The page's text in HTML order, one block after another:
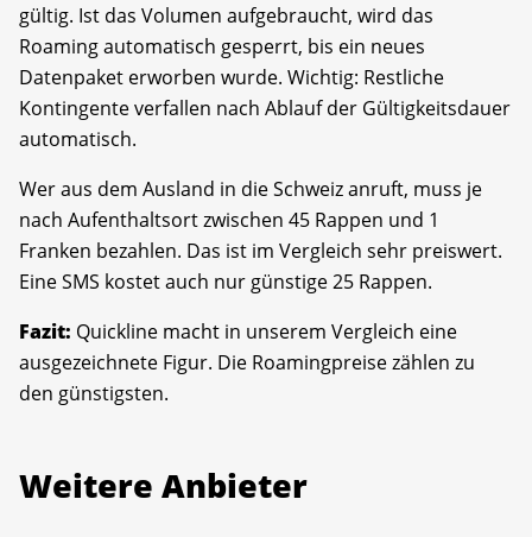
gültig. Ist das Volumen aufgebraucht, wird das
Roaming automatisch gesperrt, bis ein neues
Datenpaket erworben wurde. Wichtig: Restliche
Kontingente verfallen nach Ablauf der Gültigkeitsdauer
automatisch.
Wer aus dem Ausland in die Schweiz anruft, muss je
nach Aufenthaltsort zwischen 45 Rappen und 1
Franken bezahlen. Das ist im Vergleich sehr preiswert.
Eine SMS kostet auch nur günstige 25 Rappen.
Fazit: Quickline macht in unserem Vergleich eine
ausgezeichnete Figur. Die Roamingpreise zählen zu
den günstigsten.
Weitere Anbieter